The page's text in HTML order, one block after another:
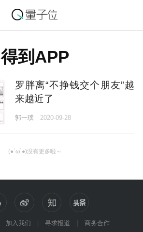
得到APP
罗胖离“不挣钱交个朋友”越
来越近了
郭一璞 2020-09-28
(●`ω`●)没有更多啦～
加入我们 寻求报道
商务合作